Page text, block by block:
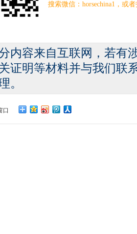
搜索微信：horsechina1，或
内容来自互联网，若有
证明等材料并与我们联
。
口